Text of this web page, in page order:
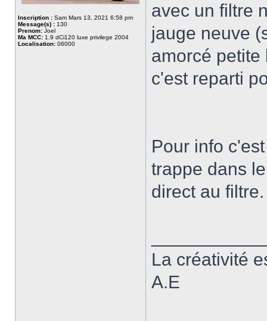
Inscription : Sam Mars 13, 2021 6:58 pm
Message(s) : 130
Prenom: Joel
Ma MCC: 1.9 dCi120 luxe privilege 2004
Localisation: 06000
avec un filtre
jauge neuve
amorcé petite
c'est reparti
Pour info
trappe dans
direct au filtre.
La créativité
A.E